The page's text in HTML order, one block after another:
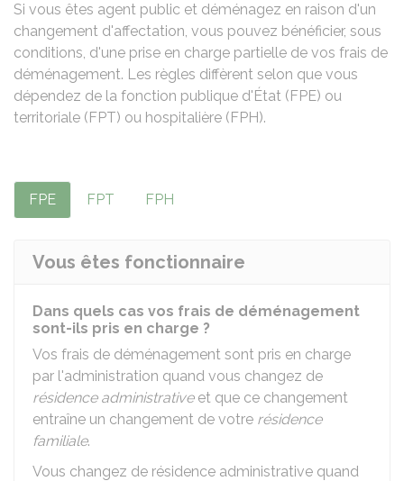
Si vous êtes agent public et déménagez en raison d'un
changement d'affectation, vous pouvez bénéficier, sous
conditions, d'une prise en charge partielle de vos frais de
déménagement. Les règles diffèrent selon que vous
dépendez de la fonction publique d'État (FPE) ou
territoriale (FPT) ou hospitalière (FPH).
FPE FPT FPH
Vous êtes fonctionnaire
Dans quels cas vos frais de déménagement
sont-ils pris en charge ?
Vos frais de déménagement sont pris en charge
par l'administration quand vous changez de
résidence administrativeet que ce changement
entraîne un changement de votre résidence
familiale.
Vous changez de résidence administrative quand